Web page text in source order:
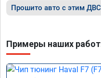
Прошито авто с этим
Примеры наших